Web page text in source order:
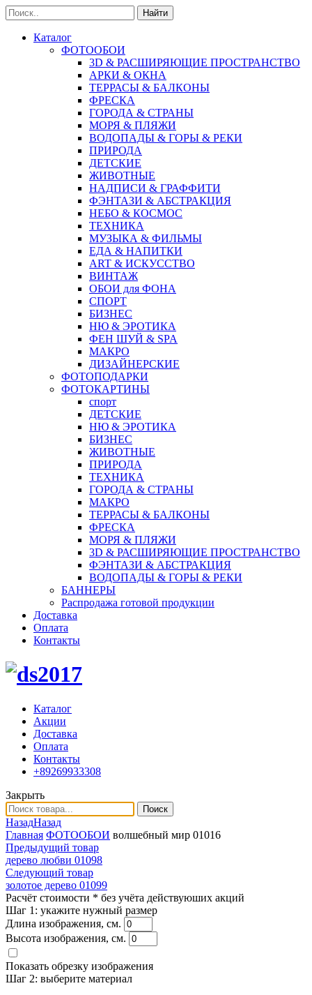
Найти
Каталог
ФОТООБОИ
3D & РАСШИРЯЮЩИЕ ПРОСТРАНСТВО
АРКИ & ОКНА
ТЕРРАСЫ & БАЛКОНЫ
ФРЕСКА
ГОРОДА & СТРАНЫ
МОРЯ & ПЛЯЖИ
ВОДОПАДЫ & ГОРЫ & РЕКИ
ПРИРОДА
ДЕТСКИЕ
ЖИВОТНЫЕ
НАДПИСИ & ГРАФФИТИ
ФЭНТАЗИ & АБСТРАКЦИЯ
НЕБО & КОСМОС
ТЕХНИКА
МУЗЫКА & ФИЛЬМЫ
ЕДА & НАПИТКИ
ART & ИСКУССТВО
ВИНТАЖ
ОБОИ для ФОНА
СПОРТ
БИЗНЕС
НЮ & ЭРОТИКА
ФЕН ШУЙ & SPA
МАКРО
ДИЗАЙНЕРСКИЕ
ФОТОПОДАРКИ
ФОТОКАРТИНЫ
спорт
ДЕТСКИЕ
НЮ & ЭРОТИКА
БИЗНЕС
ЖИВОТНЫЕ
ПРИРОДА
ТЕХНИКА
ГОРОДА & СТРАНЫ
МАКРО
ТЕРРАСЫ & БАЛКОНЫ
ФРЕСКА
МОРЯ & ПЛЯЖИ
3D & РАСШИРЯЮЩИЕ ПРОСТРАНСТВО
ФЭНТАЗИ & АБСТРАКЦИЯ
ВОДОПАДЫ & ГОРЫ & РЕКИ
БАННЕРЫ
Распродажа готовой продукции
Доставка
Оплата
Контакты
Каталог
Акции
Доставка
Оплата
Контакты
+89269933308
Закрыть
Поиск
НазадНазад
Главная ФОТООБОИ волшебный мир 01016
Предыдущий товар
дерево любви 01098
Следующий товар
золотое дерево 01099
Расчёт стоимости * без учёта действуюших акций
Шаг 1: укажите нужный размер
Длина изображения, см.
Высота изображения, см.
Показать обрезку изображения
Шаг 2: выберите материал